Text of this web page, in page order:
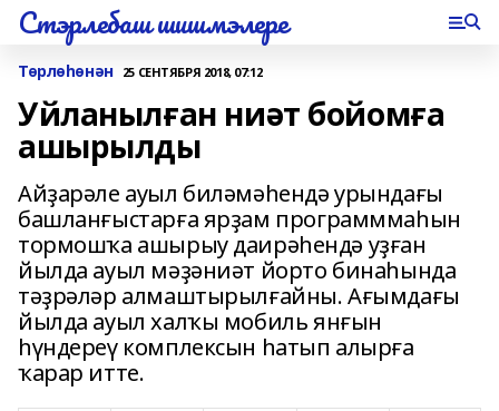
Стэрлебаш шишмэлере
Төрлөһөнән 25 СЕНТЯБРЯ 2018, 07:12
Уйланылған ниәт бойомға
ашырылды
Айҙарәле ауыл биләмәһендә урындағы
башланғыстарға ярҙам программмаһын
тормошҡа ашырыу даирәһендә уҙған
йылда ауыл мәҙәниәт йорто бинаһында
тәҙрәләр алмаштырылғайны. Ағымдағы
йылда ауыл халҡы мобиль янғын
һүндереү комплексын һатып алырға
ҡарар итте.